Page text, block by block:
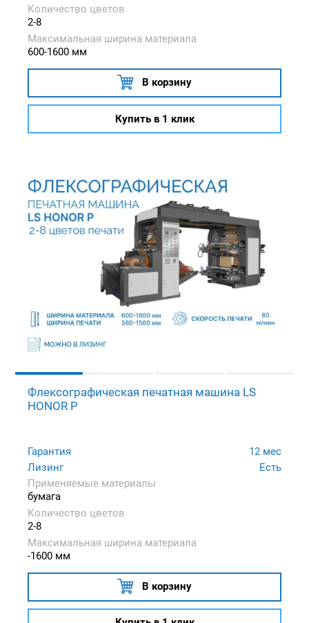
Количество цветов
2-8
Максимальная ширина материала
600-1600 мм
В корзину
Купить в 1 клик
Флексографическая печатная машина LS
HONOR P
Гарантия
12 мес
Лизинг
Есть
Применяемые материалы
бумага
Количество цветов
2-8
Максимальная ширина материала
-1600 мм
В корзину